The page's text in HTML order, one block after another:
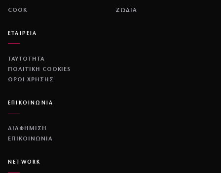
COOK ΖΩΔΙΑ
ΕΤΑΙΡΕΙΑ
ΤΑΥΤΟΤΗΤΑ
ΠΟΛΙΤΙΚΉ COOKIES
ΌΡΟΙ ΧΡΉΣΗΣ
ΕΠΙΚΟΙΝΩΝΙΑ
ΔΙΑΦΗΜΙΣΗ
ΕΠΙΚΟΙΝΩΝΙΑ
NETWORK